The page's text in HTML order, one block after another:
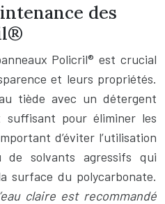
des
Policril® est crucial
et leurs propriétés.
tiède avec un détergent
suffisant pour éliminer les
d’éviter l’utilisation
solvants agressifs qui
surface du polycarbonate.
claire est recommandé